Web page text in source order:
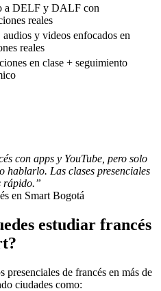
a DELF y DALF con
reales
y videos enfocados en
reales
en clase + seguimiento
con apps y YouTube, pero solo
hablarlo. Las clases presenciales
rápido.”
en Smart Bogotá
estudiar francés
presenciales de francés en más de
ciudades como: